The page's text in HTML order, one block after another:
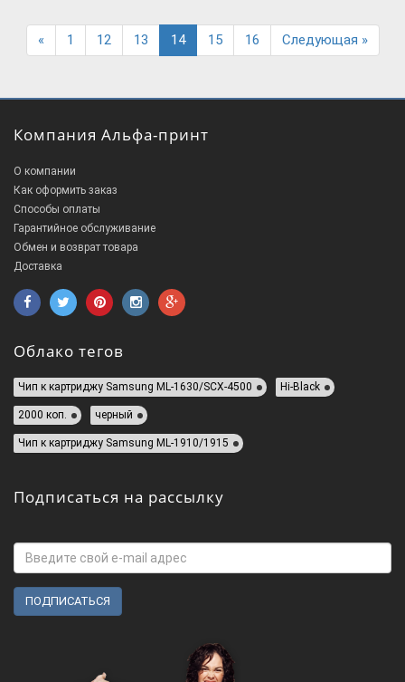
«Previous
1 12 13 14 15 16 Следующая »Next
Компания Альфа-принт
О компании
Как оформить заказ
Способы оплаты
Гарантийное обслуживание
Обмен и возврат товара
Доставка
Облако тегов
Чип к картриджу Samsung ML-1630/SCX-4500 Hi-Black
2000 коп. черный
Чип к картриджу Samsung ML-1910/1915
Подписаться на рассылку